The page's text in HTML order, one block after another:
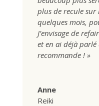
plus de recule sur
quelques mois,
J’envisage de
et en ai déjà parlé
recommande ! »
Anne
Reiki